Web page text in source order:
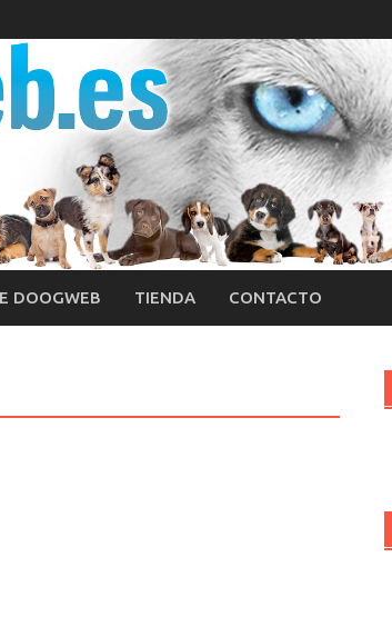
DOOGWEB TIENDA CONTACTO